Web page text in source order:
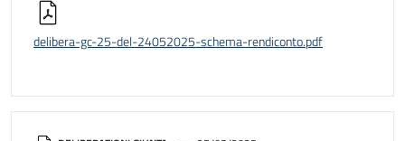
delibera-gc-25-del-24052025-schema-rendiconto.pdf